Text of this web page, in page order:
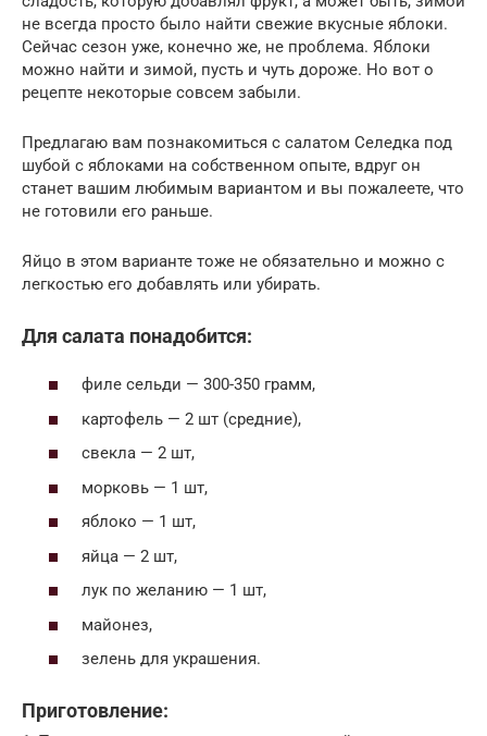
не всегда просто было найти свежие вкусные яблоки.
Сейчас сезон уже, конечно же, не проблема. Яблоки
можно найти и зимой, пусть и чуть дороже. Но вот о
рецепте некоторые совсем забыли.
Предлагаю вам познакомиться с салатом Селедка под
шубой с яблоками на собственном опыте, вдруг он
станет вашим любимым вариантом и вы пожалеете, что
не готовили его раньше.
Яйцо в этом варианте тоже не обязательно и можно с
легкостью его добавлять или убирать.
Для салата понадобится:
филе сельди — 300-350 грамм,
картофель — 2 шт (средние),
свекла — 2 шт,
морковь — 1 шт,
яблоко — 1 шт,
яйца — 2 шт,
лук по желанию — 1 шт,
майонез,
зелень для украшения.
Приготовление: